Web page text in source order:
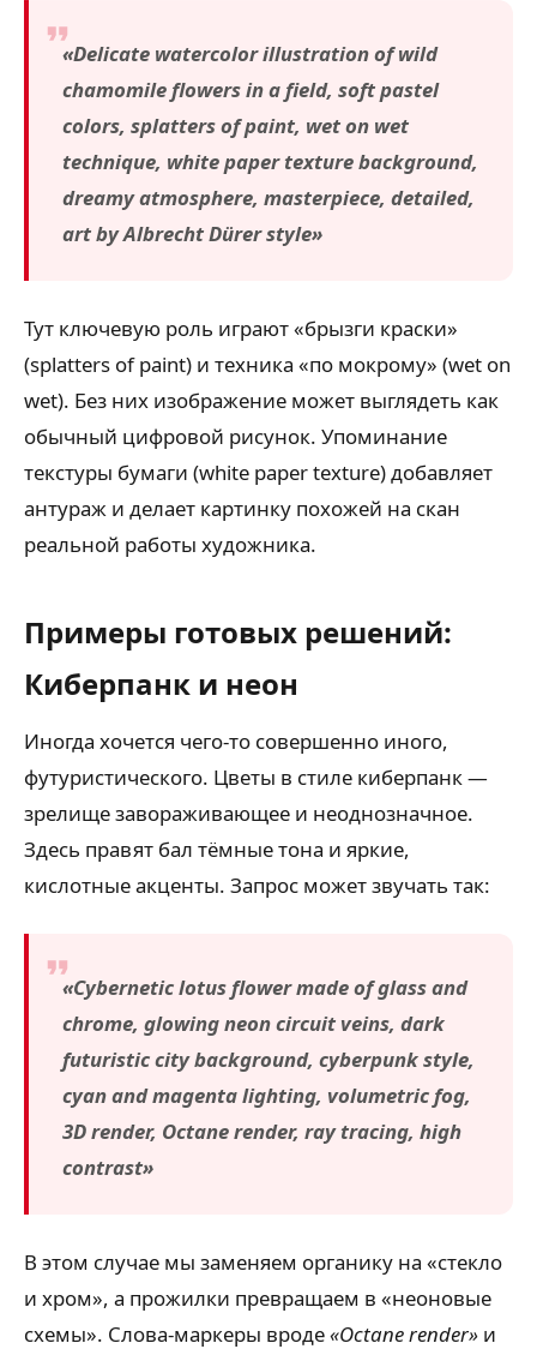
«Delicate watercolor illustration of wild
chamomile flowers in a field, soft pastel
colors, splatters of paint, wet on wet
technique, white paper texture background,
dreamy atmosphere, masterpiece, detailed,
art by Albrecht Dürer style»
Тут ключевую роль играют «брызги краски»
(splatters of paint) и техника «по мокрому» (wet on
wet). Без них изображение может выглядеть как
обычный цифровой рисунок. Упоминание
текстуры бумаги (white paper texture) добавляет
антураж и делает картинку похожей на скан
реальной работы художника.
Примеры готовых решений:
Киберпанк и неон
Иногда хочется чего-то совершенно иного,
футуристического. Цветы в стиле киберпанк —
зрелище завораживающее и неоднозначное.
Здесь правят бал тёмные тона и яркие,
кислотные акценты. Запрос может звучать так:
«Cybernetic lotus flower made of glass and
chrome, glowing neon circuit veins, dark
futuristic city background, cyberpunk style,
cyan and magenta lighting, volumetric fog,
3D render, Octane render, ray tracing, high
contrast»
В этом случае мы заменяем органику на «стекло
и хром», а прожилки превращаем в «неоновые
схемы». Слова-маркеры вроде«Octane render» и